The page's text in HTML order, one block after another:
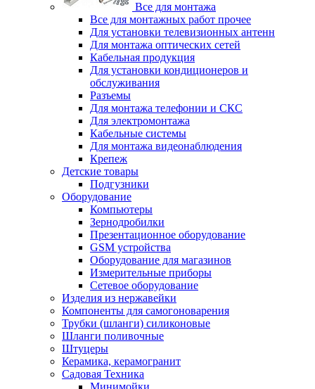
Все для монтажа
Все для монтажных работ прочее
Для установки телевизионных антенн
Для монтажа оптических сетей
Кабельная продукция
Для установки кондиционеров и
обслуживания
Разъемы
Для монтажа телефонии и СКС
Для электромонтажа
Кабельные системы
Для монтажа видеонаблюдения
Крепеж
Детские товары
Подгузники
Оборудование
Компьютеры
Зернодробилки
Презентационное оборудование
GSM устройства
Оборудование для магазинов
Измерительные приборы
Сетевое оборудование
Изделия из нержавейки
Компоненты для самогоноварения
Трубки (шланги) силиконовые
Шланги поливочные
Штуцеры
Керамика, керамогранит
Садовая Техника
Минимойки